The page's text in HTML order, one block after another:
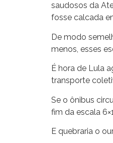
saudosos da
fosse calcada
De modo
menos, esses
É hora de Lula
transporte
Se o ônibus
fim da escala
E quebraria o